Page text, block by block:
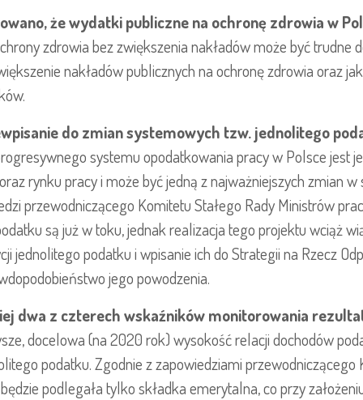
że wydatki publiczne na ochronę zdrowia w
zdrowia bez zwiększenia nakładów może być trudne
nakładów publicznych na ochronę zdrowia oraz
do zmian systemowych tzw. jednolitego
systemu opodatkowania pracy w Polsce jest
rynku pracy i może być jedną z najważniejszych zmian
przewodniczącego Komitetu Stałego Rady Ministrów
są już w toku, jednak realizacja tego projektu wciąż
jednolitego podatku i wpisanie ich do Strategii na Rzecz
jego powodzenia.
dwa z czterech wskaźników monitorowania
docelowa (na 2020 rok) wysokość relacji dochodów
podatku. Zgodnie z zapowiedziami przewodniczącego
podlegała tylko składka emerytalna, co przy